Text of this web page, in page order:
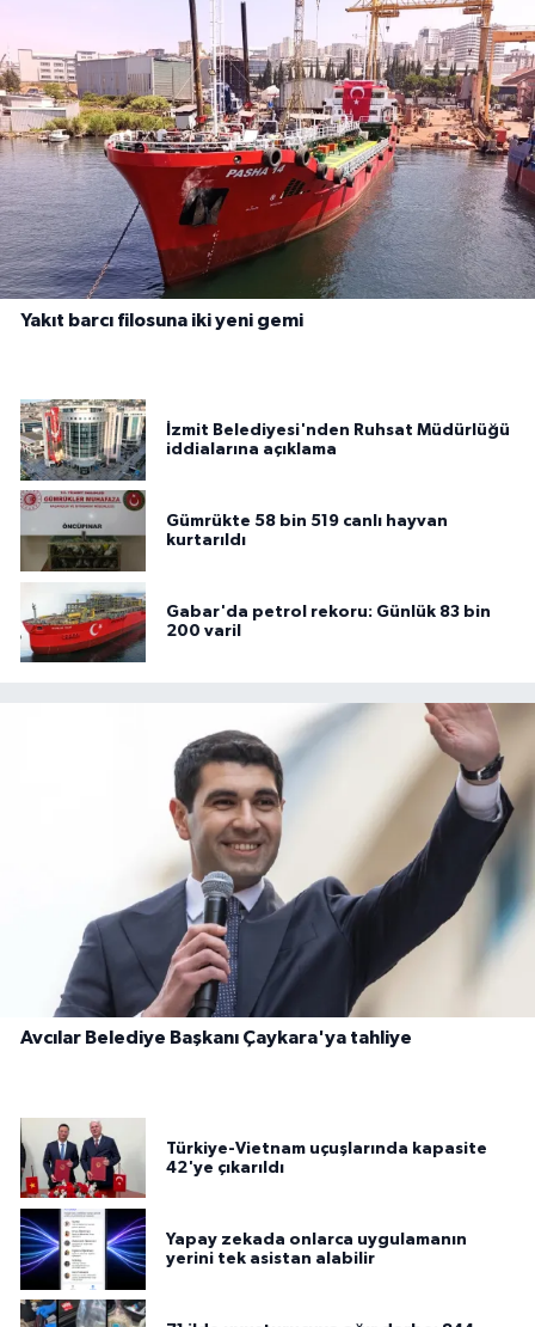
Yakıt barcı filosuna iki yeni gemi
İzmit Belediyesi'nden Ruhsat Müdürlüğü
iddialarına açıklama
Gümrükte 58 bin 519 canlı hayvan
kurtarıldı
Gabar'da petrol rekoru: Günlük 83 bin
200 varil
Avcılar Belediye Başkanı Çaykara'ya tahliye
Türkiye-Vietnam uçuşlarında kapasite
42'ye çıkarıldı
Yapay zekada onlarca uygulamanın
yerini tek asistan alabilir